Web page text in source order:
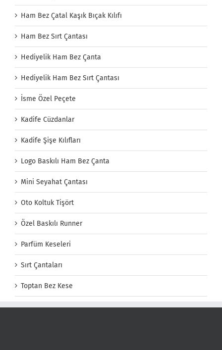
Ham Bez Çatal Kaşık Bıçak Kılıfı
Ham Bez Sırt Çantası
Hediyelik Ham Bez Çanta
Hediyelik Ham Bez Sırt Çantası
İsme Özel Peçete
Kadife Cüzdanlar
Kadife Şişe Kılıfları
Logo Baskılı Ham Bez Çanta
Mini Seyahat Çantası
Oto Koltuk Tişört
Özel Baskılı Runner
Parfüm Keseleri
Sırt Çantaları
Toptan Bez Kese